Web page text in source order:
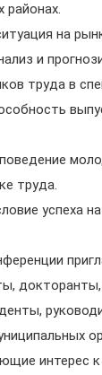
районах.
на
и
труда в
труда.
успеха
интерес